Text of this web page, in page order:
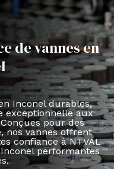
de vannes en
Inconel durables,
exceptionnelle aux
pour des
nos vannes offrent
confiance à NTVAL
performantes